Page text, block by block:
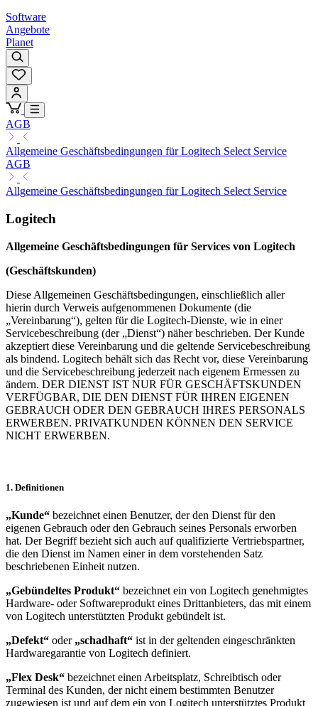
Software
Angebote
Planet
AGB
Allgemeine Geschäftsbedingungen für Logitech Select Service
AGB
Allgemeine Geschäftsbedingungen für Logitech Select Service
Logitech
Allgemeine Geschäftsbedingungen für Services von Logitech
(Geschäftskunden)
Diese Allgemeinen Geschäftsbedingungen, einschließlich aller
hierin durch Verweis aufgenommenen Dokumente (die
„Vereinbarung“), gelten für die Logitech-Dienste, wie in einer
Servicebeschreibung (der „Dienst“) näher beschrieben. Der Kunde
akzeptiert diese Vereinbarung und die geltende Servicebeschreibung
als bindend. Logitech behält sich das Recht vor, diese Vereinbarung
und die Servicebeschreibung jederzeit nach eigenem Ermessen zu
ändern. DER DIENST IST NUR FÜR GESCHÄFTSKUNDEN
VERFÜGBAR, DIE DEN DIENST FÜR IHREN EIGENEN
GEBRAUCH ODER DEN GEBRAUCH IHRES PERSONALS
ERWERBEN. PRIVATKUNDEN KÖNNEN DEN SERVICE
NICHT ERWERBEN.
1. Definitionen
„Kunde“ bezeichnet einen Benutzer, der den Dienst für den
eigenen Gebrauch oder den Gebrauch seines Personals erworben
hat. Der Begriff bezieht sich auch auf qualifizierte Vertriebspartner,
die den Dienst im Namen einer in dem vorstehenden Satz
beschriebenen Einheit nutzen.
„Gebündeltes Produkt“ bezeichnet ein von Logitech genehmigtes
Hardware- oder Softwareprodukt eines Drittanbieters, das mit einem
von Logitech unterstützten Produkt gebündelt ist.
„Defekt“ oder „schadhaft“ ist in der geltenden eingeschränkten
Hardwaregarantie von Logitech definiert.
„Flex Desk“ bezeichnet einen Arbeitsplatz, Schreibtisch oder
Terminal des Kunden, der nicht einem bestimmten Benutzer
zugewiesen ist und auf dem ein von Logitech unterstütztes Produkt